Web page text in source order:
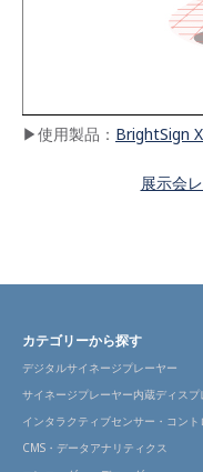
▶使用製品： BrightSign
展示会
カテゴリーから探す
デジタルサイネージプレーヤー
サイネージプレーヤー内蔵ディスプ
インタラクティブセンサー・コント
CMS・データアナリティクス